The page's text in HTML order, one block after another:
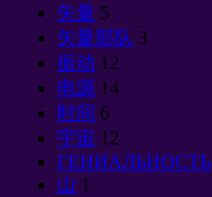
矢量 5
矢量部队 3
振动 12
电源 14
时间 6
宇宙 12
ГЕНИАЛЬНОСТЬ
山 1